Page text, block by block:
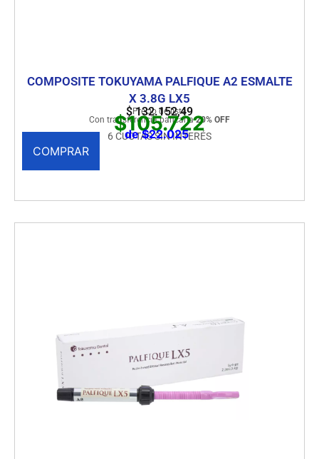
COMPOSITE TOKUYAMA PALFIQUE A2 ESMALTE
X 3.8G LX5
Precio de lista
$132.152,49
Con transferencia bancaria20% OFF
$105.722
6 CUOTAS SIN INTERÉS
de $22.025
COMPRAR